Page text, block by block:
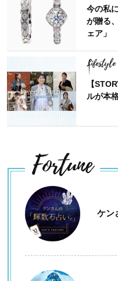
今の私
が贈る
ェア」
Lifestyle
【
ルが本
Fortune
ケン